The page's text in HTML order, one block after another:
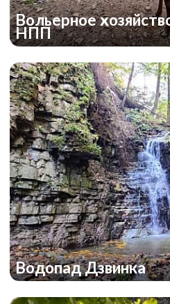
Вольерное
НПП
Водопад Дзвинка